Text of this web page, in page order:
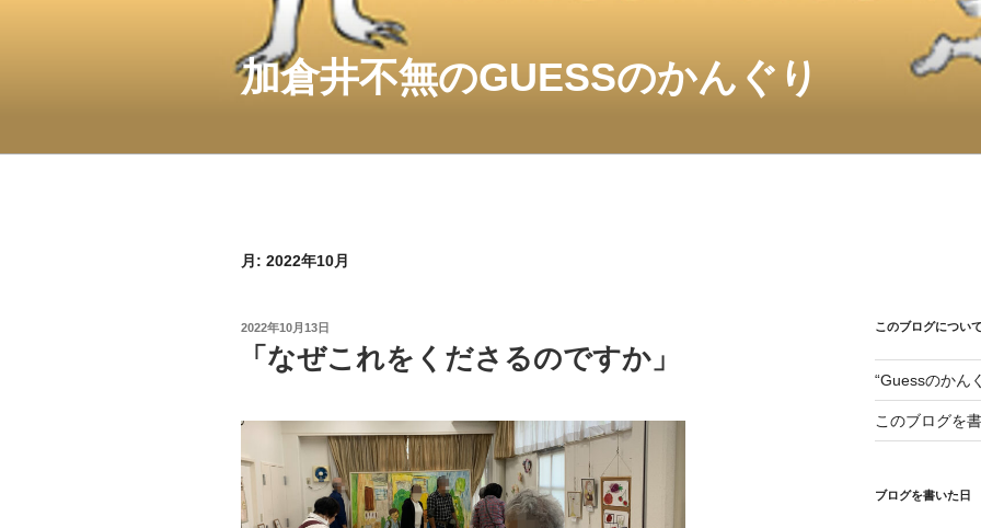
加倉井不無のGUESSのかんぐり
月: 2022年10月
投
日:
2022年10月13日
「なぜこれをくださるのですか」
このブログについ
“Guessのかん
このブログを
ブログを書いた日